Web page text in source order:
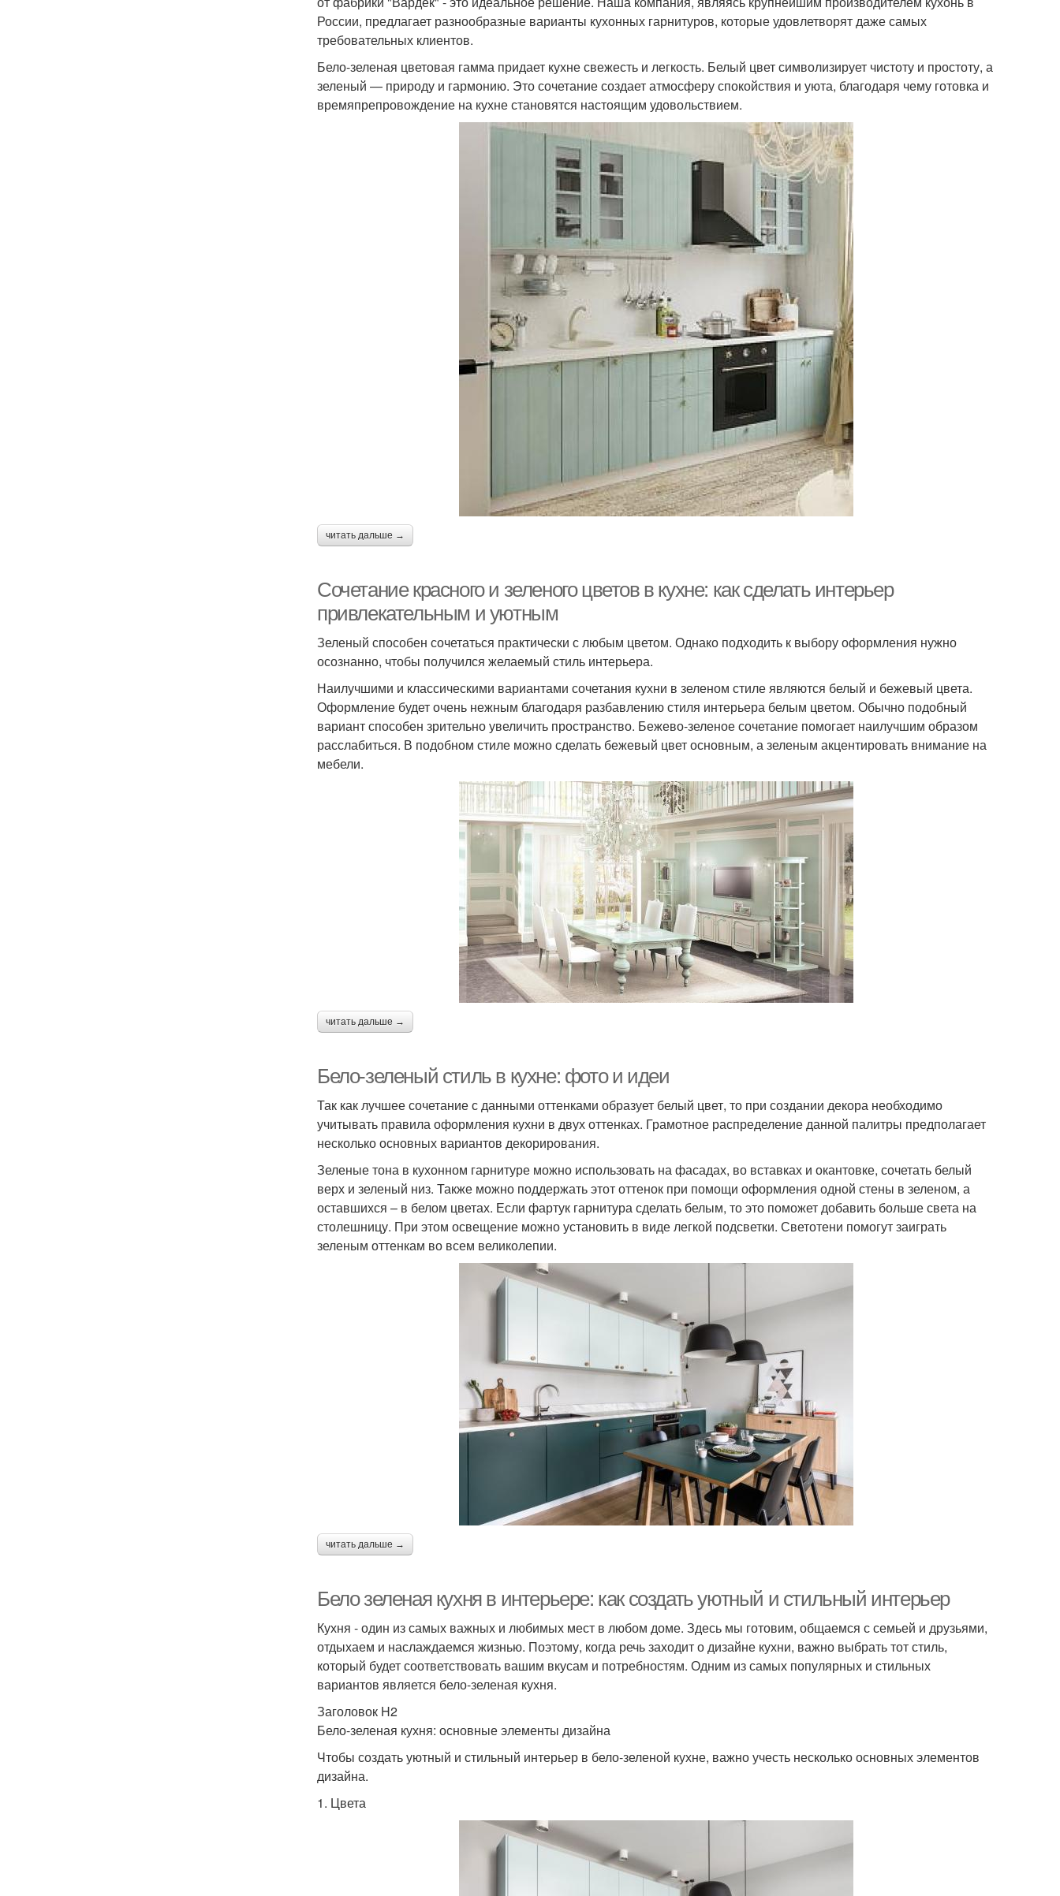
России, предлагает разнообразные варианты кухонных гарнитуров, которые удовлетворят даже самых
требовательных клиентов.
Бело-зеленая цветовая гамма придает кухне свежесть и легкость. Белый цвет символизирует чистоту и простоту, а
зеленый — природу и гармонию. Это сочетание создает атмосферу спокойствия и уюта, благодаря чему готовка и
времяпрепровождение на кухне становятся настоящим удовольствием.
читать дальше →
Сочетание красного и зеленого цветов в кухне: как сделать интерьер
привлекательным и уютным
Зеленый способен сочетаться практически с любым цветом. Однако подходить к выбору оформления нужно
осознанно, чтобы получился желаемый стиль интерьера.
Наилучшими и классическими вариантами сочетания кухни в зеленом стиле являются белый и бежевый цвета.
Оформление будет очень нежным благодаря разбавлению стиля интерьера белым цветом. Обычно подобный
вариант способен зрительно увеличить пространство. Бежево-зеленое сочетание помогает наилучшим образом
расслабиться. В подобном стиле можно сделать бежевый цвет основным, а зеленым акцентировать внимание на
мебели.
читать дальше →
Бело-зеленый стиль в кухне: фото и идеи
Так как лучшее сочетание с данными оттенками образует белый цвет, то при создании декора необходимо
учитывать правила оформления кухни в двух оттенках. Грамотное распределение данной палитры предполагает
несколько основных вариантов декорирования.
Зеленые тона в кухонном гарнитуре можно использовать на фасадах, во вставках и окантовке, сочетать белый
верх и зеленый низ. Также можно поддержать этот оттенок при помощи оформления одной стены в зеленом, а
оставшихся – в белом цветах. Если фартук гарнитура сделать белым, то это поможет добавить больше света на
столешницу. При этом освещение можно установить в виде легкой подсветки. Светотени помогут заиграть
зеленым оттенкам во всем великолепии.
читать дальше →
Бело зеленая кухня в интерьере: как создать уютный и стильный интерьер
Кухня - один из самых важных и любимых мест в любом доме. Здесь мы готовим, общаемся с семьей и друзьями,
отдыхаем и наслаждаемся жизнью. Поэтому, когда речь заходит о дизайне кухни, важно выбрать тот стиль,
который будет соответствовать вашим вкусам и потребностям. Одним из самых популярных и стильных
вариантов является бело-зеленая кухня.
Заголовок H2
Бело-зеленая кухня: основные элементы дизайна
Чтобы создать уютный и стильный интерьер в бело-зеленой кухне, важно учесть несколько основных элементов
дизайна.
1. Цвета